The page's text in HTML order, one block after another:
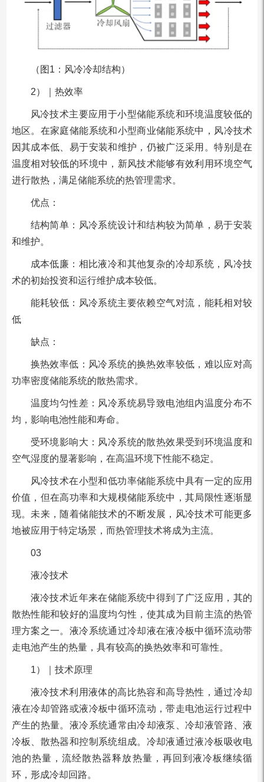
（图1：风冷冷却结构）
2）｜热效率
风冷技术主要应用于小型储能系统和环境温度较低的
地区。在家庭储能系统和小型商业储能系统中，风冷技术
因其成本低、易于安装和维护，仍被广泛采用。特别是在
温度相对较低的环境中，新风技术能够有效利用环境空气
进行散热，满足储能系统的热管理需求。
优点：
结构简单：风冷系统设计和结构较为简单，易于安装
和维护。
成本低廉：相比液冷和其他复杂的冷却系统，风冷技
术的初始投资和运行维护成本较低。
能耗较低：风冷系统主要依赖空气对流，能耗相对较
低
缺点：
换热效率低：风冷系统的换热效率较低，难以应对高
功率密度储能系统的散热需求。
温度均匀性差：风冷系统易导致电池组内温度分布不
均，影响电池性能和寿命。
受环境影响大：风冷系统的散热效果受到环境温度和
空气湿度的显著影响，在高温环境下性能不稳定。
风冷技术在小型和低功率储能系统中具有一定的应用
价值，但在高功率和大规模储能系统中，其局限性逐渐显
现。未来，随着储能技术的不断发展，风冷技术可能更多
地被应用于特定场景，而热管理技术将成为主流。
03
液冷技术
液冷技术近年来在储能系统中得到了广泛应用，其的
散热性能和较好的温度均匀性，使其成为目前主流的热管
理方案之一。液冷系统通过冷却液在液冷板中循环流动带
走电池产生的热量，具有较高的换热效率和可靠性。
1）｜技术原理
液冷技术利用液体的高比热容和高导热性，通过冷却
液在冷却管路或液冷板中循环流动，带走电池运行过程中
产生的热量。液冷系统通常由冷却液泵、冷却液管路、液
冷板、散热器和控制系统组成。冷却液通过液冷板吸收电
池的热量，流经散热器释放热量，再回到液冷板继续循
环，形成冷却回路。